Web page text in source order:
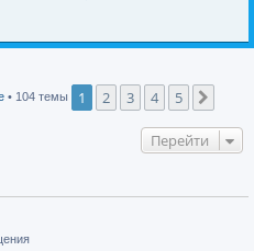
• 104 темы 1 2 3 4 5
Перейти